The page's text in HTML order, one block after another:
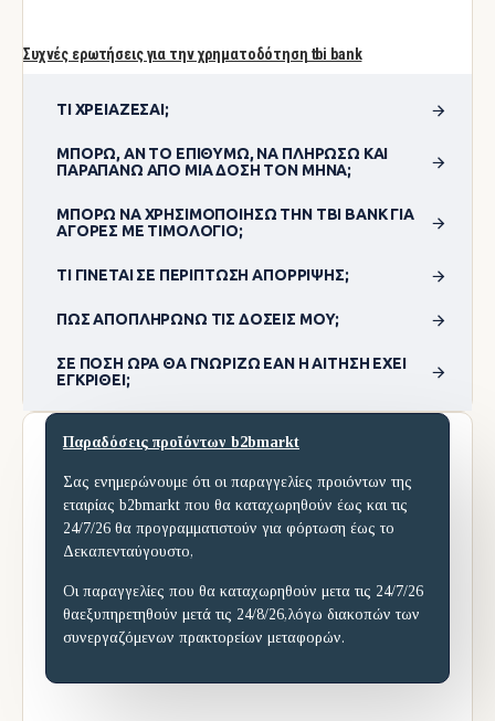
Συχνές ερωτήσεις για την χρηματοδότηση tbi bank
ΤΙ ΧΡΕΙΆΖΕΣΑΙ;
ΜΠΟΡΏ, ΑΝ ΤΟ ΕΠΙΘΥΜΏ, ΝΑ ΠΛΗΡΏΣΩ ΚΑΙ
ΠΑΡΑΠΆΝΩ ΑΠΌ ΜΊΑ ΔΌΣΗ ΤΟΝ ΜΉΝΑ;
ΜΠΟΡΏ ΝΑ ΧΡΗΣΙΜΟΠΟΊΗΣΩ ΤΗΝ TBI BANK ΓΙΑ
ΑΓΟΡΈΣ ΜΕ ΤΙΜΟΛΌΓΙΟ;
ΤΙ ΓΊΝΕΤΑΙ ΣΕ ΠΕΡΊΠΤΩΣΗ ΑΠΌΡΡΙΨΗΣ;
ΠΏΣ ΑΠΟΠΛΗΡΏΝΩ ΤΙΣ ΔΌΣΕΙΣ ΜΟΥ;
ΣΕ ΠΌΣΗ ΏΡΑ ΘΑ ΓΝΩΡΊΖΩ ΕΆΝ Η ΑΊΤΗΣΗ ΈΧΕΙ
ΕΓΚΡΙΘΕΊ;
Παραδόσεις προϊόντων b2bmarkt
Σας ενημερώνουμε ότι οι παραγγελίες προιόντων της
εταιρίας b2bmarkt που θα καταχωρηθούν έως και τις
24/7/26 θα προγραμματιστούν για φόρτωση έως το
Δεκαπενταύγουστο,
Οι παραγγελίες που θα καταχωρηθούν μετα τις 24/7/26
θαεξυπηρετηθούν μετά τις 24/8/26,λόγω διακοπών των
συνεργαζόμενων πρακτορείων μεταφορών.